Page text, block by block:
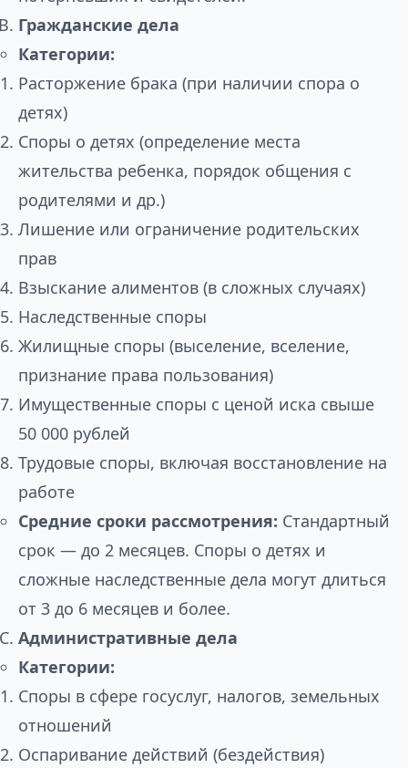
Гражданские дела
Категории:
Расторжение брака (при наличии спора о
детях)
Споры о детях (определение места
жительства ребенка, порядок общения с
родителями и др.)
Лишение или ограничение родительских
прав
Взыскание алиментов (в сложных случаях)
Наследственные споры
Жилищные споры (выселение, вселение,
признание права пользования)
Имущественные споры с ценой иска свыше
50 000 рублей
Трудовые споры, включая восстановление на
работе
Средние сроки рассмотрения: Стандартный
срок — до 2 месяцев. Споры о детях и
сложные наследственные дела могут длиться
от 3 до 6 месяцев и более.
Административные дела
Категории:
Споры в сфере госуслуг, налогов, земельных
отношений
Оспаривание действий (бездействия)